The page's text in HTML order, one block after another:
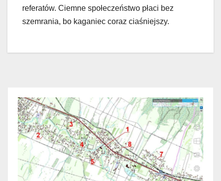
referatów. Ciemne społeczeństwo płaci bez
szemrania, bo kaganiec coraz ciaśniejszy.